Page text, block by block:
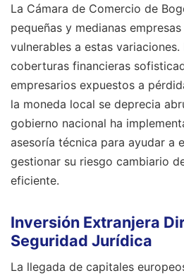
La Cámara de Comercio de
pequeñas y medianas
vulnerables a estas
coberturas financieras
empresarios expuestos a
la moneda local se deprecia
gobierno nacional ha
asesoría técnica para ayudar a
gestionar su riesgo cambiario
eficiente.
Inversión Extranjera
Seguridad Jurídica
La llegada de capitales